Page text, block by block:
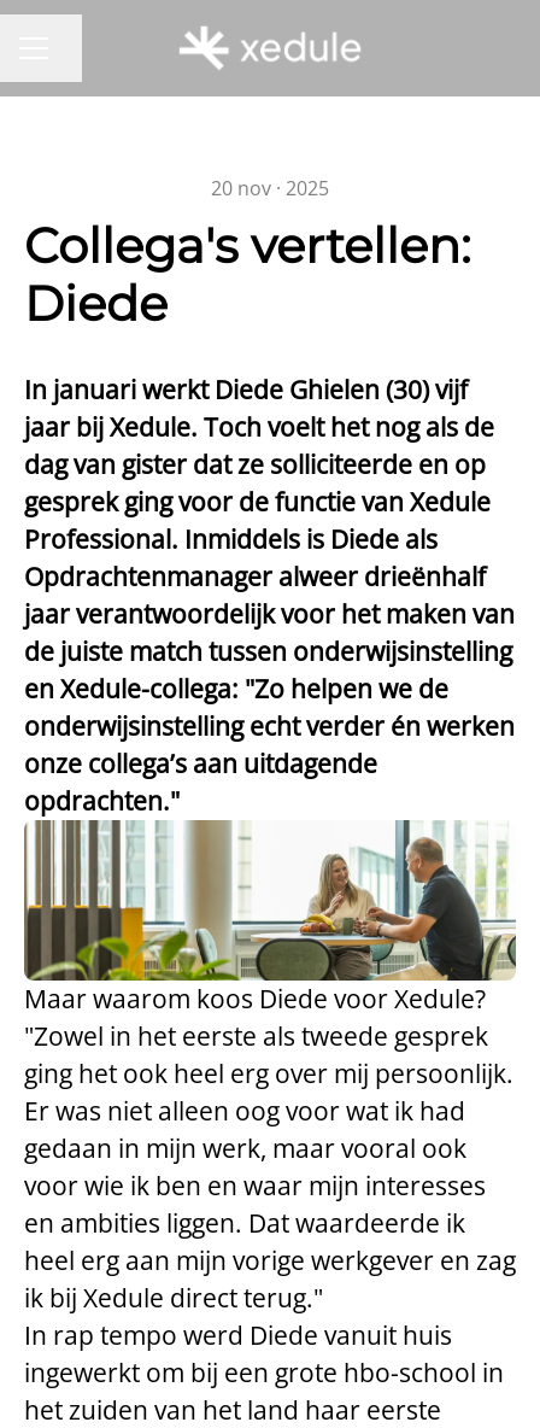
20 nov · 2025
Collega's vertellen:
Diede
In januari werkt Diede Ghielen (30) vijf
jaar bij Xedule. Toch voelt het nog als de
dag van gister dat ze solliciteerde en op
gesprek ging voor de functie van Xedule
Professional. Inmiddels is Diede als
Opdrachtenmanager alweer drieënhalf
jaar verantwoordelijk voor het maken van
de juiste match tussen onderwijsinstelling
en Xedule-collega: "Zo helpen we de
onderwijsinstelling echt verder én werken
onze collega’s aan uitdagende
opdrachten."
Maar waarom koos Diede voor Xedule?
"Zowel in het eerste als tweede gesprek
ging het ook heel erg over mij persoonlijk.
Er was niet alleen oog voor wat ik had
gedaan in mijn werk, maar vooral ook
voor wie ik ben en waar mijn interesses
en ambities liggen. Dat waardeerde ik
heel erg aan mijn vorige werkgever en zag
ik bij Xedule direct terug."
In rap tempo werd Diede vanuit huis
ingewerkt om bij een grote hbo-school in
het zuiden van het land haar eerste